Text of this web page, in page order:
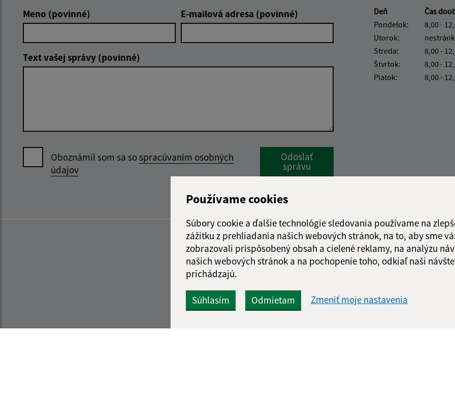
Používame cookies
Súbory cookie a ďalšie technológie sledovania používame na
zážitku z prehliadania našich webových stránok, na to, aby sme
zobrazovali prispôsobený obsah a cielené reklamy, na analýzu
našich webových stránok a na pochopenie toho, odkiaľ naši
prichádzajú.
Súhlasím Odmietam Zmeniť moje nastavenia
Meno (povinné) E-mailová adresa (povinné)
Text vašej správy (povinné)
Oboznámil som sa sospracúvaním osobných
údajov
Google reCaptcha Response
Odoslať
správu
Deň Čas
Pondelok:
8,00 -
Utorok:
Streda:
8,00 -
Štvrtok:
8,00 -
Piatok:
8,00 -